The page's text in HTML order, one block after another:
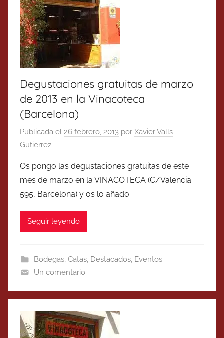
Degustaciones gratuitas de marzo
de 2013 en la Vinacoteca
(Barcelona)
Publicada el 26 febrero, 2013 por Xavier Valls
Gutierrez
Os pongo las degustaciones gratuitas de este
mes de marzo en la VINACOTECA (C/Valencia
595, Barcelona) y os lo añado
Seguir leyendo
Bodegas, Catas, Destacados, Eventos
Un comentario